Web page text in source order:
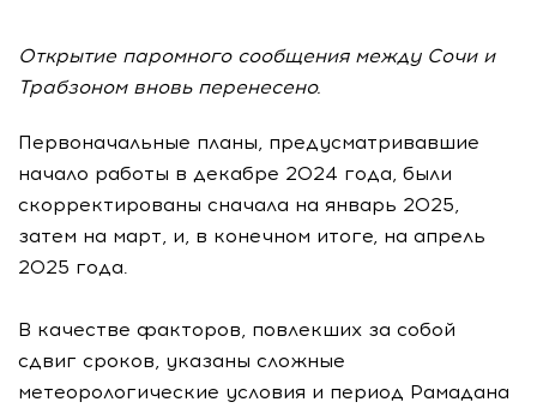
Открытие паромного сообщения между Сочи и
Трабзоном вновь перенесено.
Первоначальные планы, предусматривавшие
начало работы в декабре 2024 года, были
скорректированы сначала на январь 2025,
затем на март, и, в конечном итоге, на апрель
2025 года.
В качестве факторов, повлекших за собой
сдвиг сроков, указаны сложные
метеорологические условия и период Рамадана